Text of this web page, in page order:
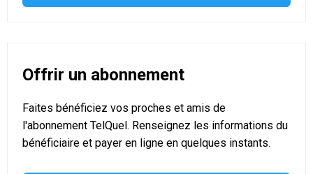
Offrir un abonnement
Faites bénéficiez vos proches et amis de
l'abonnement TelQuel. Renseignez les informations du
bénéficiaire et payer en ligne en quelques instants.